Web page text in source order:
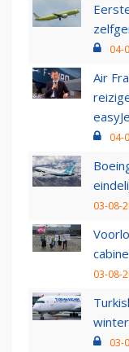
04-
Air
04-
03-08-
03-08-
03-